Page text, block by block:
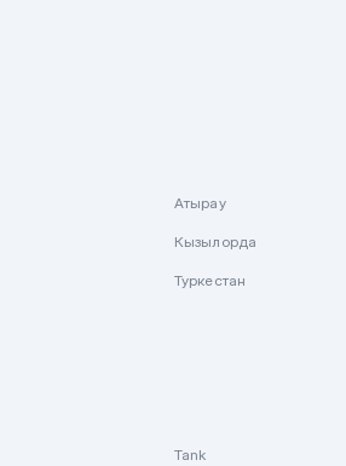
Атырау
Кызылорда
Туркестан
Tank